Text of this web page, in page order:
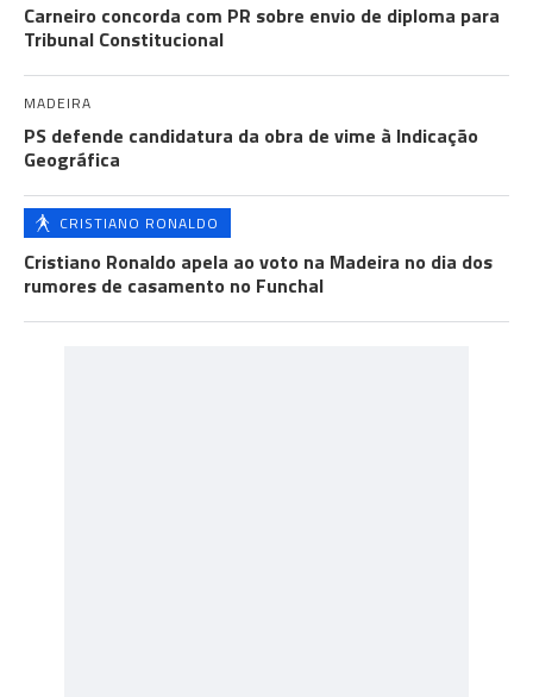
Carneiro concorda com PR sobre envio de diploma para
Tribunal Constitucional
MADEIRA
PS defende candidatura da obra de vime à Indicação
Geográfica
CRISTIANO RONALDO
Cristiano Ronaldo apela ao voto na Madeira no dia dos
rumores de casamento no Funchal